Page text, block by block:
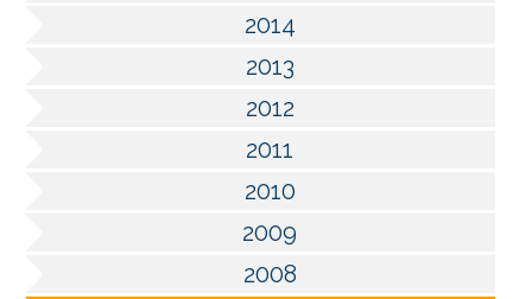
2014
2013
2012
2011
2010
2009
2008